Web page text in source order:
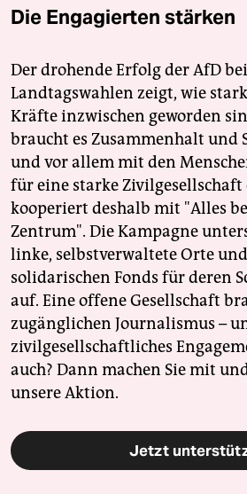
Die Engagierten stärken
Der drohende Erfolg der AfD
Landtagswahlen zeigt, wie
Kräfte inzwischen geworden
braucht es Zusammenhalt und
und vor allem mit den
für eine starke Zivilgesellschaft
kooperiert deshalb mit "Alles
Zentrum". Die Kampagne
linke, selbstverwaltete Orte
solidarischen Fonds für deren
auf. Eine offene Gesellschaft
zugänglichen Journalismus –
zivilgesellschaftliches
auch? Dann machen Sie mit
unsere Aktion.
Jetzt